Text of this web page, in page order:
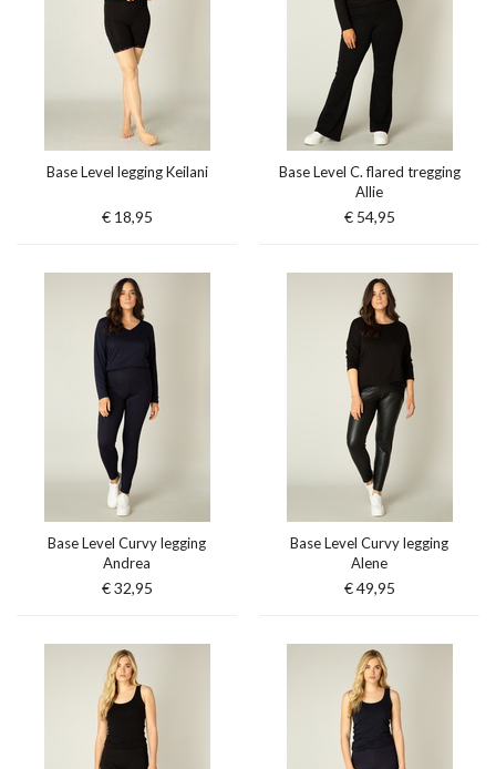
Base Level legging Keilani
€ 18,95
Base Level C. flared tregging
Allie
€ 54,95
Base Level Curvy legging
Andrea
€ 32,95
Base Level Curvy legging
Alene
€ 49,95